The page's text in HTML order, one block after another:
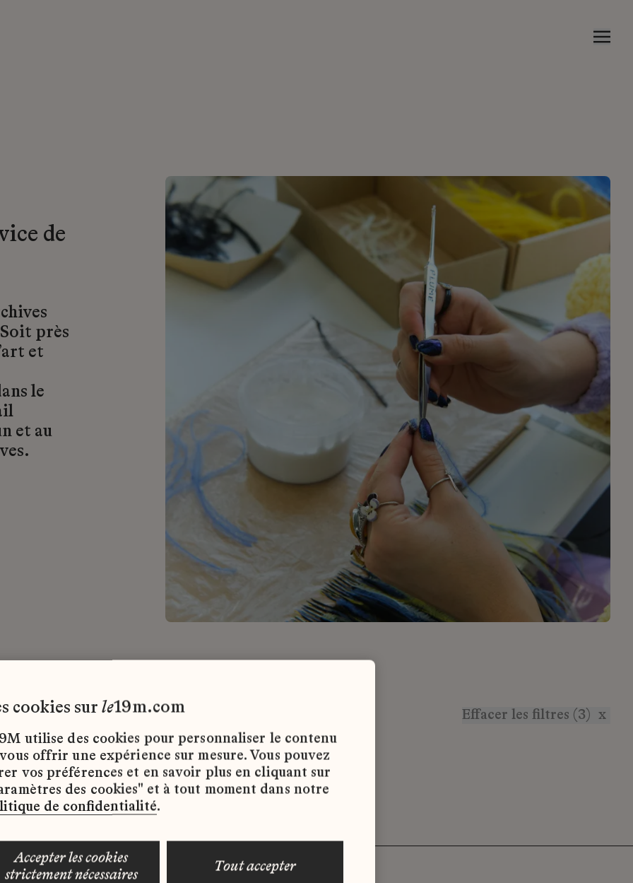
de
près
et
le
et au
Alternance Effacer les filtres (3) x
d’emploi disponibles pour le moment.
cookies sur le19m.com
utilise des cookies pour personnaliser le contenu
offrir une expérience sur mesure. Vous pouvez
vos préférences et en savoir plus en cliquant sur
des cookies" et à tout moment dans notre
de confidentialité.
accepter les cookies
strictement nécessaires
tout accepter